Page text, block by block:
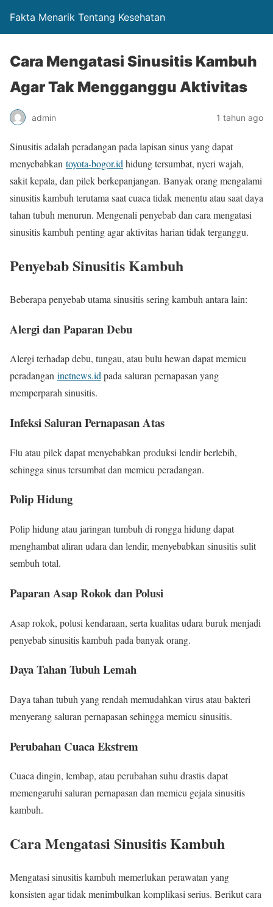
Fakta Menarik Tentang Kesehatan
Cara Mengatasi Sinusitis Kambuh
Agar Tak Mengganggu Aktivitas
admin 1 tahun ago
Sinusitis adalah peradangan pada lapisan sinus yang dapat
menyebabkan toyota-bogor.id hidung tersumbat, nyeri wajah,
sakit kepala, dan pilek berkepanjangan. Banyak orang mengalami
sinusitis kambuh terutama saat cuaca tidak menentu atau saat daya
tahan tubuh menurun. Mengenali penyebab dan cara mengatasi
sinusitis kambuh penting agar aktivitas harian tidak terganggu.
Penyebab Sinusitis Kambuh
Beberapa penyebab utama sinusitis sering kambuh antara lain:
Alergi dan Paparan Debu
Alergi terhadap debu, tungau, atau bulu hewan dapat memicu
peradangan inetnews.idpada saluran pernapasan yang
memperparah sinusitis.
Infeksi Saluran Pernapasan Atas
Flu atau pilek dapat menyebabkan produksi lendir berlebih,
sehingga sinus tersumbat dan memicu peradangan.
Polip Hidung
Polip hidung atau jaringan tumbuh di rongga hidung dapat
menghambat aliran udara dan lendir, menyebabkan sinusitis sulit
sembuh total.
Paparan Asap Rokok dan Polusi
Asap rokok, polusi kendaraan, serta kualitas udara buruk menjadi
penyebab sinusitis kambuh pada banyak orang.
Daya Tahan Tubuh Lemah
Daya tahan tubuh yang rendah memudahkan virus atau bakteri
menyerang saluran pernapasan sehingga memicu sinusitis.
Perubahan Cuaca Ekstrem
Cuaca dingin, lembap, atau perubahan suhu drastis dapat
memengaruhi saluran pernapasan dan memicu gejala sinusitis
kambuh.
Cara Mengatasi Sinusitis Kambuh
Mengatasi sinusitis kambuh memerlukan perawatan yang
konsisten agar tidak menimbulkan komplikasi serius. Berikut cara